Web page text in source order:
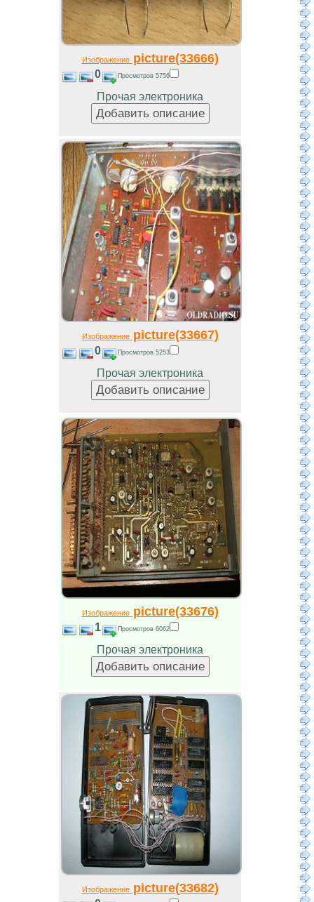
Изображениеpicture(33666)
0 Просмотров 5756
Прочая электроника
Изображениеpicture(33667)
0 Просмотров 5253
Прочая электроника
Изображениеpicture(33676)
1 Просмотров 6062
Прочая электроника
Изображениеpicture(33682)